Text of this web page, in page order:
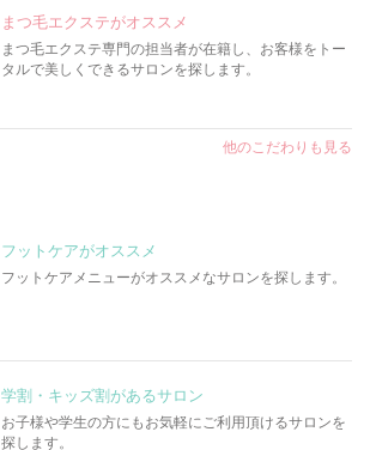
まつ毛エクステがオススメ
まつ毛エクステ専門の担当者が在籍し、お客様をトー
タルで美しくできるサロンを探します。
他のこだわりも見る
フットケアがオススメ
フットケアメニューがオススメなサロンを探します。
学割・キッズ割があるサロン
お子様や学生の方にもお気軽にご利用頂けるサロンを
探します。